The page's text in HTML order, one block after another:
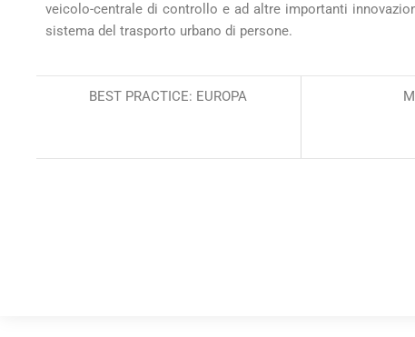
veicolo-centrale di controllo e ad altre importanti
sistema del trasporto urbano di persone.
BEST PRACTICE: EUROPA